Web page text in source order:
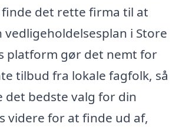
det rette firma til at
vedligeholdelsesplan i Store
platform gør det nemt for
tilbud fra lokale fagfolk, så
bedste valg for din
videre for at finde ud af,